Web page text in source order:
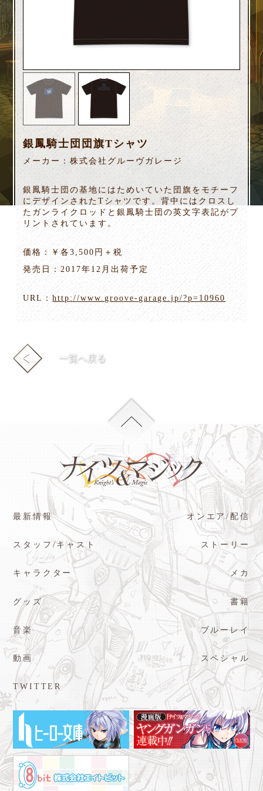
銀鳳騎士団団旗Tシャツ
メーカー：株式会社グルーヴガレージ
銀鳳騎士団の基地にはためいていた団旗をモチーフ
にデザインされたTシャツです。背中にはクロスし
たガンライクロッドと銀鳳騎士団の英文字表記がプ
リントされています。
価格：￥各3,500円＋税
発売日：2017年12月出荷予定
URL：http://www.groove-garage.jp/?p=10960
一覧へ戻る
最新情報 オンエア/配信
スタッフ/キャスト ストーリー
キャラクター メカ
グッズ 書籍
音楽 ブルーレイ
動画 スペシャル
TWITTER